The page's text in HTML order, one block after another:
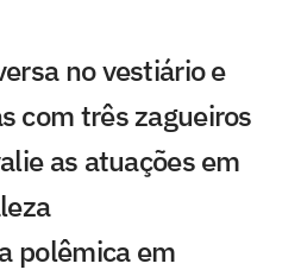
no vestiário e
com três zagueiros
as atuações em
polêmica em